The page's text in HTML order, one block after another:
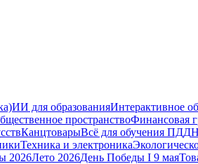
ИИ для образованияИнтерактивное
пространствоФинансовая
КанцтоварыВсё для обучения ПДД
Техника и электроника
2026Лето 2026День Победы I 9 мая